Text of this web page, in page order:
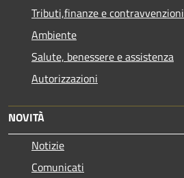
Tributi,finanze e contravvenzioni
Ambiente
Salute, benessere e assistenza
Autorizzazioni
NOVITÀ
Notizie
Comunicati